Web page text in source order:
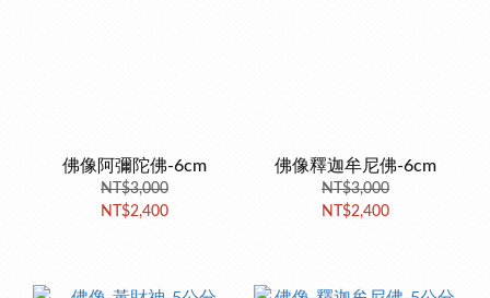
佛像阿彌陀佛-6cm
NT$3,000
NT$2,400
佛像釋迦牟尼佛-6cm
NT$3,000
NT$2,400